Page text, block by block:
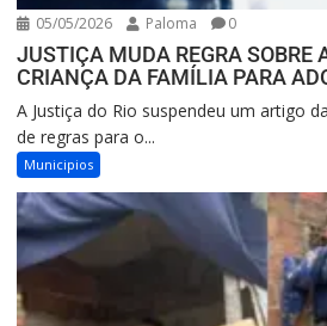
05/05/2026 Paloma 0
JUSTIÇA MUDA REGRA SOBRE
CRIANÇA DA FAMÍLIA PARA
A Justiça do Rio suspendeu um artigo
de regras para o...
Municipios